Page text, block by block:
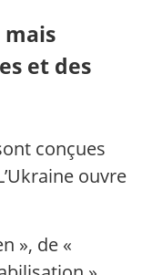
mais
et des
conçues
ouvre
», de «